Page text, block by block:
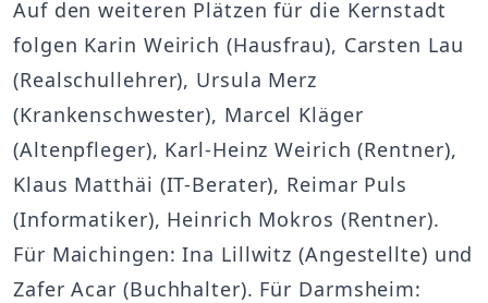
Auf den weiteren Plätzen für die Kernstadt
folgen Karin Weirich (Hausfrau), Carsten Lau
(Realschullehrer), Ursula Merz
(Krankenschwester), Marcel Kläger
(Altenpfleger), Karl-Heinz Weirich (Rentner),
Klaus Matthäi (IT-Berater), Reimar Puls
(Informatiker), Heinrich Mokros (Rentner).
Für Maichingen: Ina Lillwitz (Angestellte) und
Zafer Acar (Buchhalter). Für Darmsheim: